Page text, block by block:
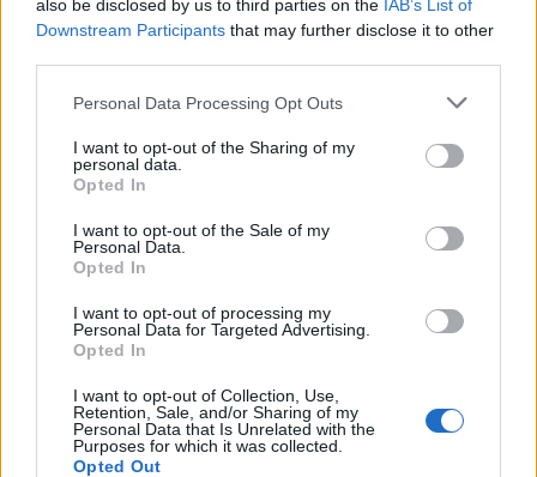
also be disclosed by us to third parties on the IAB’s List of
Downstream Participants that may further disclose it to other
Personal Data Processing Opt Outs
I want to opt-out of the Sharing of my
personal data.
Opted In
I want to opt-out of the Sale of my
Personal Data.
Opted In
I want to opt-out of processing my
Personal Data for Targeted Advertising.
Opted In
I want to opt-out of Collection, Use,
Retention, Sale, and/or Sharing of my
Personal Data that Is Unrelated with the
Purposes for which it was collected.
Opted Out